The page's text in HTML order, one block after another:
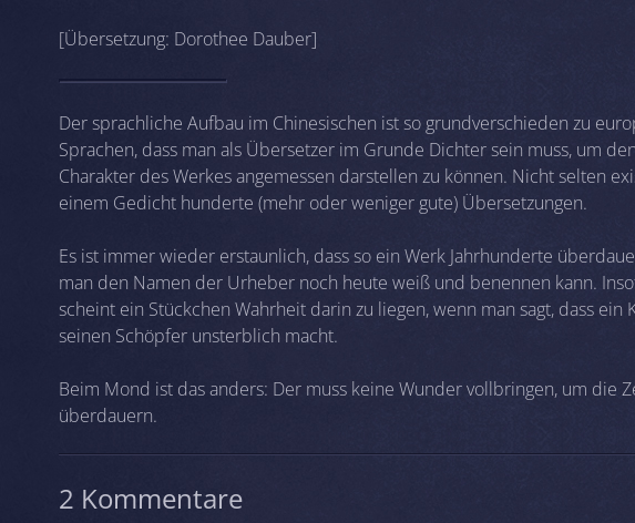
[Übersetzung: Dorothee Dauber]
Der sprachliche Aufbau im Chinesischen ist so grundverschieden zu
Sprachen, dass man als Übersetzer im Grunde Dichter sein muss, um
Charakter des Werkes angemessen darstellen zu können. Nicht selten
einem Gedicht hunderte (mehr oder weniger gute) Übersetzungen.
Es ist immer wieder erstaunlich, dass so ein Werk Jahrhunderte
man den Namen der Urheber noch heute weiß und benennen kann.
scheint ein Stückchen Wahrheit darin zu liegen, wenn man sagt, dass ein
seinen Schöpfer unsterblich macht.
Beim Mond ist das anders: Der muss keine Wunder vollbringen, um die
überdauern.
2 Kommentare